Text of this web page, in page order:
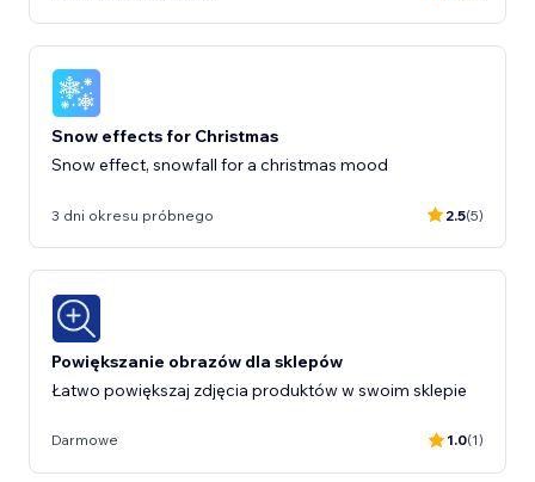
Snow effects for Christmas
Snow effect, snowfall for a christmas mood
3 dni okresu próbnego 2.5(5)
Powiększanie obrazów dla sklepów
Łatwo powiększaj zdjęcia produktów w swoim sklepie
Darmowe 1.0(1)